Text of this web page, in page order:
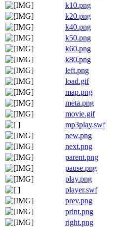
k10.png
k20.png
k40.png
k50.png
k60.png
k80.png
left.png
load.gif
map.png
meta.png
movie.gif
mp3play.swf
new.png
next.png
parent.png
pause.png
play.png
player.swf
prev.png
print.png
right.png